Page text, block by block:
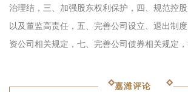
治理结，三、加强股东权利保护，四、规范控
以及董监高责任，五、完善公司设立、退出制
资公司相关规定，七、完善公司债券相关规定，
嘉潍评论